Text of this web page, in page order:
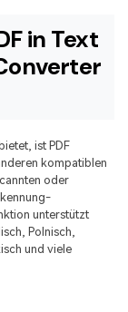
in Text
ist PDF
kompatiblen
oder
unterstützt
Polnisch,
und viele